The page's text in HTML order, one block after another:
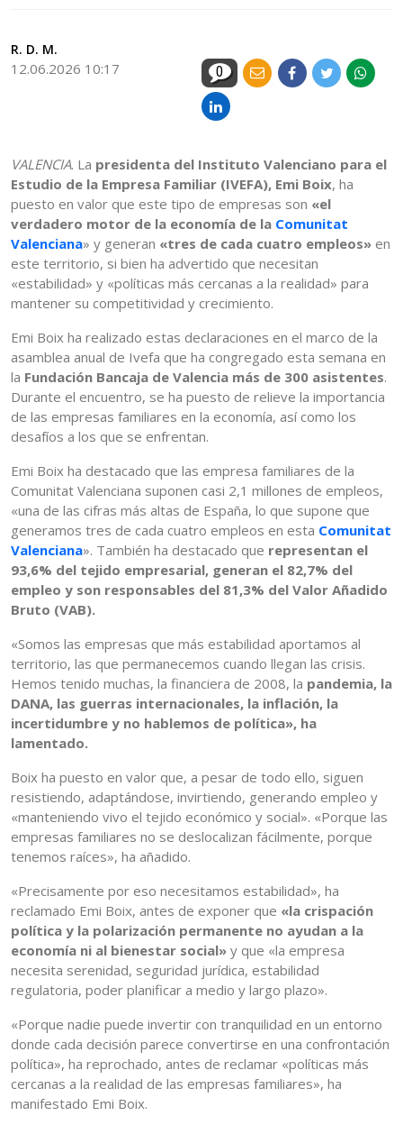
R. D. M.
12.06.2026 10:17 0
VALENCIA. La presidenta del Instituto Valenciano para el
Estudio de la Empresa Familiar (IVEFA), Emi Boix, ha
puesto en valor que este tipo de empresas son «el
verdadero motor de la economía de la Comunitat
Valenciana» y generan «tres de cada cuatro empleos» en
este territorio, si bien ha advertido que necesitan
«estabilidad» y «políticas más cercanas a la realidad» para
mantener su competitividad y crecimiento.
Emi Boix ha realizado estas declaraciones en el marco de la
asamblea anual de Ivefa que ha congregado esta semana en
la Fundación Bancaja de Valencia más de 300 asistentes.
Durante el encuentro, se ha puesto de relieve la importancia
de las empresas familiares en la economía, así como los
desafíos a los que se enfrentan.
Emi Boix ha destacado que las empresa familiares de la
Comunitat Valenciana suponen casi 2,1 millones de empleos,
«una de las cifras más altas de España, lo que supone que
generamos tres de cada cuatro empleos en esta Comunitat
Valenciana». También ha destacado que representan el
93,6% del tejido empresarial, generan el 82,7% del
empleo y son responsables del 81,3% del Valor Añadido
Bruto (VAB).
«Somos las empresas que más estabilidad aportamos al
territorio, las que permanecemos cuando llegan las crisis.
Hemos tenido muchas, la financiera de 2008, la pandemia, la
DANA, las guerras internacionales, la inflación, la
incertidumbre y no hablemos de política», ha
lamentado.
Boix ha puesto en valor que, a pesar de todo ello, siguen
resistiendo, adaptándose, invirtiendo, generando empleo y
«manteniendo vivo el tejido económico y social». «Porque las
empresas familiares no se deslocalizan fácilmente, porque
tenemos raíces», ha añadido.
«Precisamente por eso necesitamos estabilidad», ha
reclamado Emi Boix, antes de exponer que «la crispación
política y la polarización permanente no ayudan a la
economía ni al bienestar social» y que «la empresa
necesita serenidad, seguridad jurídica, estabilidad
regulatoria, poder planificar a medio y largo plazo».
«Porque nadie puede invertir con tranquilidad en un entorno
donde cada decisión parece convertirse en una confrontación
política», ha reprochado, antes de reclamar «políticas más
cercanas a la realidad de las empresas familiares», ha
manifestado Emi Boix.